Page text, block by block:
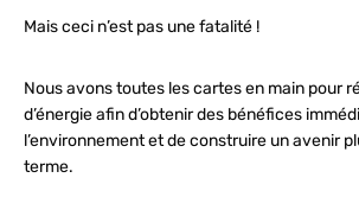
Mais ceci n’est pas une fatalité !
Nous avons toutes les cartes en main pour
d’énergie afin d’obtenir des bénéfices
l’environnement et de construire un avenir
terme.